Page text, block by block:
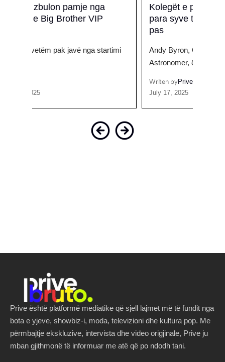
Kolegët e punës kapen në tradhti
para syve të botës, ja çka ndodhi
Andy Byron, CEO i kompanisë teknologjike
July 17, 2025
Prive është platformë mediatike që sjell lajmet më të fundit nga
bota e yjeve, showbiz-i, moda, televizioni dhe kultura pop. Me
përmbajtje ekskluzive, intervista dhe video origjinale, Prive ju
mban gjithmonë të informuar me atë që po ndodh tani.